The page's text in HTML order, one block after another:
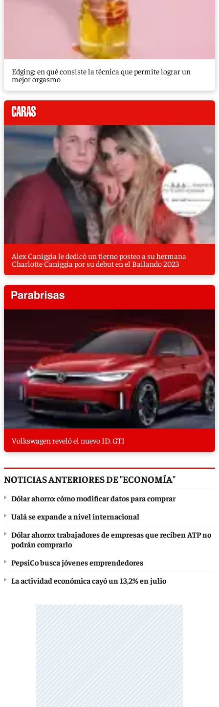
Edging: en qué consiste la técnica que permite lograr un
mejor orgasmo
Alex Caniggia le dedicó un tierno posteo a su hermana
Charlotte Caniggia por su debut en el Bailando 2023
Volkswagen reveló el nuevo ID. GTI
NOTICIAS ANTERIORES DE "ECONOMÍA"
Dólar ahorro: cómo modificar datos para comprar
Ualá se expande a nivel internacional
Dólar ahorro: trabajadores de empresas que reciben ATP no
podrán comprarlo
PepsiCo busca jóvenes emprendedores
La actividad económica cayó un 13,2% en julio